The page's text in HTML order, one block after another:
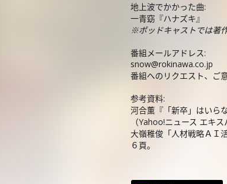
地上波でかかった曲:
一青窈『ハナズキ』
※ポッドキャストでは著
番組メールアドレス:
snow@rokinawa.co.jp
番組へのリクエスト、ご
参考資料:
河合薫『「新卒」はいら
（Yahoo!ニュース エキ
大嶺稚俊「人材戦略ＡＩ
６頁。